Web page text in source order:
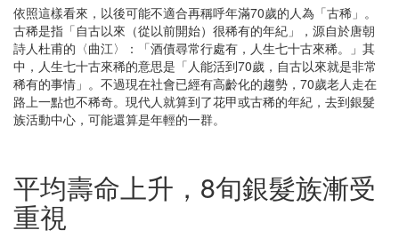
依照這樣看來，以後可能不適合再稱呼年滿70歲的人為「古稀」。
古稀是指「自古以來（從以前開始）很稀有的年紀」，源自於唐朝
詩人杜甫的〈曲江〉：「酒債尋常行處有，人生七十古來稀。」其
中，人生七十古來稀的意思是「人能活到70歲，自古以來就是非常
稀有的事情」。不過現在社會已經有高齡化的趨勢，70歲老人走在
路上一點也不稀奇。現代人就算到了花甲或古稀的年紀，去到銀髮
族活動中心，可能還算是年輕的一群。
平均壽命上升，8旬銀髮族漸受
重視